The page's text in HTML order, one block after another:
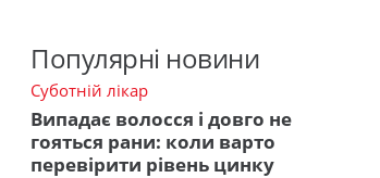
Популярні новини
Суботній лікар
Випадає волосся і довго не
гояться рани: коли варто
перевірити рівень цинку